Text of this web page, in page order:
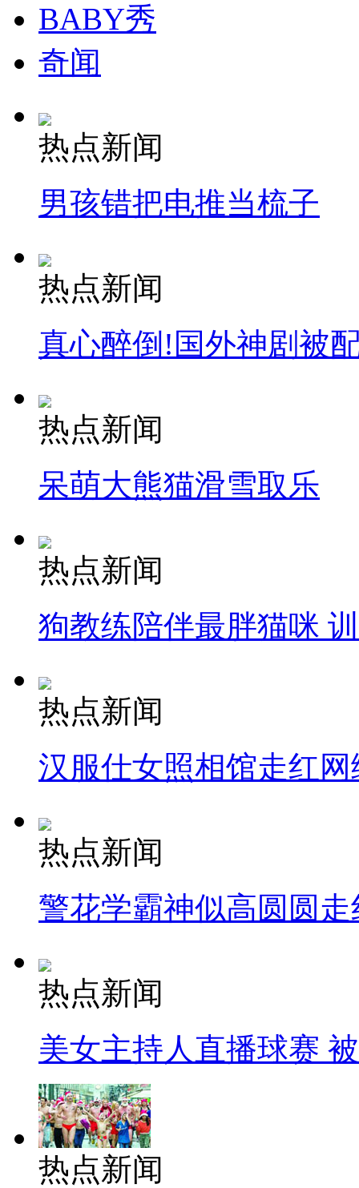
外交部：反对强权政治霸凌主义
外交部：有关国家言论片面不公正
安徽一实载49人客车翻车
消防员救轻生者 花炮节热闹非凡
司机酒驾遇交警 急速倒车逃窜
BABY秀
奇闻
热点新闻
男孩错把电推当梳子
热点新闻
真心醉倒!国外神剧被
热点新闻
呆萌大熊猫滑雪取乐
热点新闻
狗教练陪伴最胖猫咪
热点新闻
汉服仕女照相馆走红网
热点新闻
警花学霸神似高圆圆走
热点新闻
美女主持人直播球赛
热点新闻